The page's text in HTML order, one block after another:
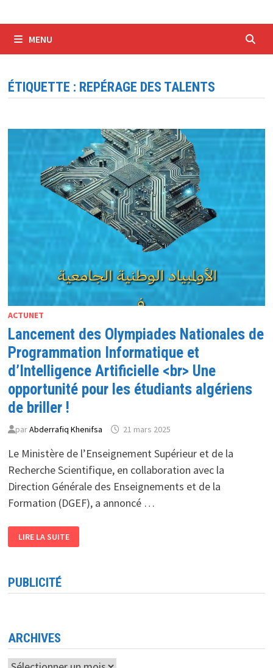
MENU
ÉTIQUETTE : REPÉRAGE DES TALENTS
ACTUNET
Lancement des Olympiades Nationales de
Programmation Informatique et
d’Intelligence Artificielle <br> Une
opportunité pour les étudiants algériens
de briller !
parAbderrafiq Khenifsa 21 mars 2025
Le Ministère de l’Enseignement Supérieur et de la
Recherche Scientifique, en collaboration avec la
Direction Générale des Enseignements et de la
Formation (DGEF), a annoncé …
DES
OLYMPIADES
PROGRAMMATION
INFORMATIQUE
ET
OPPORTUNITÉ
POUR
LES
ÉTUDIANTS
LIRE LA SUITE
PUBLICITÉ
ARCHIVES